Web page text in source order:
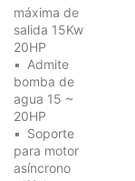
máxima de
salida 15Kw
20HP
Admite
bomba de
agua 15 ~
20HP
Soporte
para motor
asíncrono